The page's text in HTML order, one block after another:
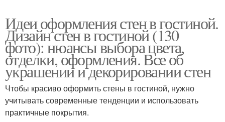
Идеи оформления стен в гостиной.
Дизайн стен в гостиной (130
фото): нюансы выбора цвета,
отделки, оформления. Все об
украшении и декорировании стен
Чтобы красиво оформить стены в гостиной, нужно
учитывать современные тенденции и использовать
практичные покрытия.